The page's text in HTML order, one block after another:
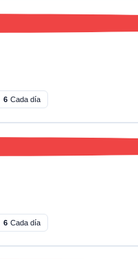
6 Cada día
6 Cada día